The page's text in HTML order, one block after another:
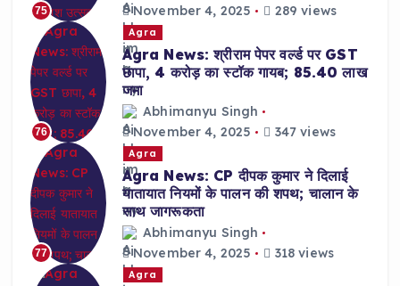
75
November 4, 2025
289 views
76
Agra
Agra News: श्रीराम पेपर वर्ल्ड पर GST
छापा, 4 करोड़ का स्टॉक गायब; 85.40 लाख
जमा
Abhimanyu Singh
November 4, 2025
347 views
77
Agra
Agra News: CP दीपक कुमार ने दिलाई
यातायात नियमों के पालन की शपथ; चालान के
साथ जागरूकता
Abhimanyu Singh
November 4, 2025
318 views
Agra